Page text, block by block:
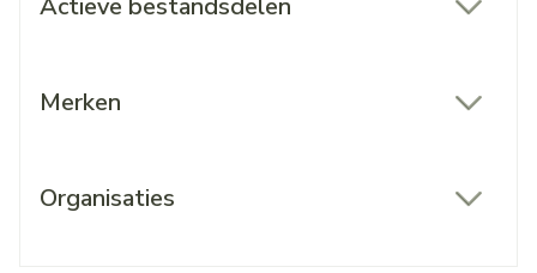
Actieve bestandsdelen
Merken
Organisaties